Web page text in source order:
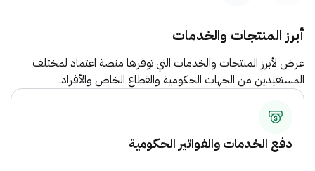
أبرز المنتجات والخدمات
عرض لأبرز المنتجات والخدمات التي توفرها منصة اعتماد لمختلف
المستفيدين من الجهات الحكومية والقطاع الخاص والأفراد.
دفع الخدمات والفواتير الحكومية